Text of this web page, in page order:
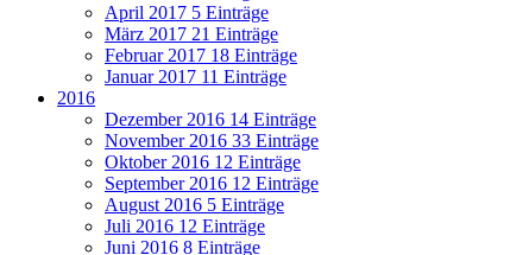
April 2017 5 Einträge
März 2017 21 Einträge
Februar 2017 18 Einträge
Januar 2017 11 Einträge
2016
Dezember 2016 14 Einträge
November 2016 33 Einträge
Oktober 2016 12 Einträge
September 2016 12 Einträge
August 2016 5 Einträge
Juli 2016 12 Einträge
Juni 2016 8 Einträge